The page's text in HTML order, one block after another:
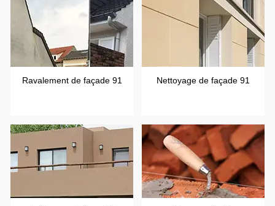
Ravalement de façade 91 Nettoyage de façade 91